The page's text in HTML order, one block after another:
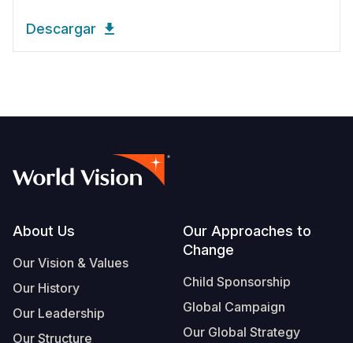
Descargar
Footer
About Us
Our Vision & Values
Our History
Our Leadership
Our Structure
Our Approaches to
Change
Child Sponsorship
Global Campaign
Our Global Strategy